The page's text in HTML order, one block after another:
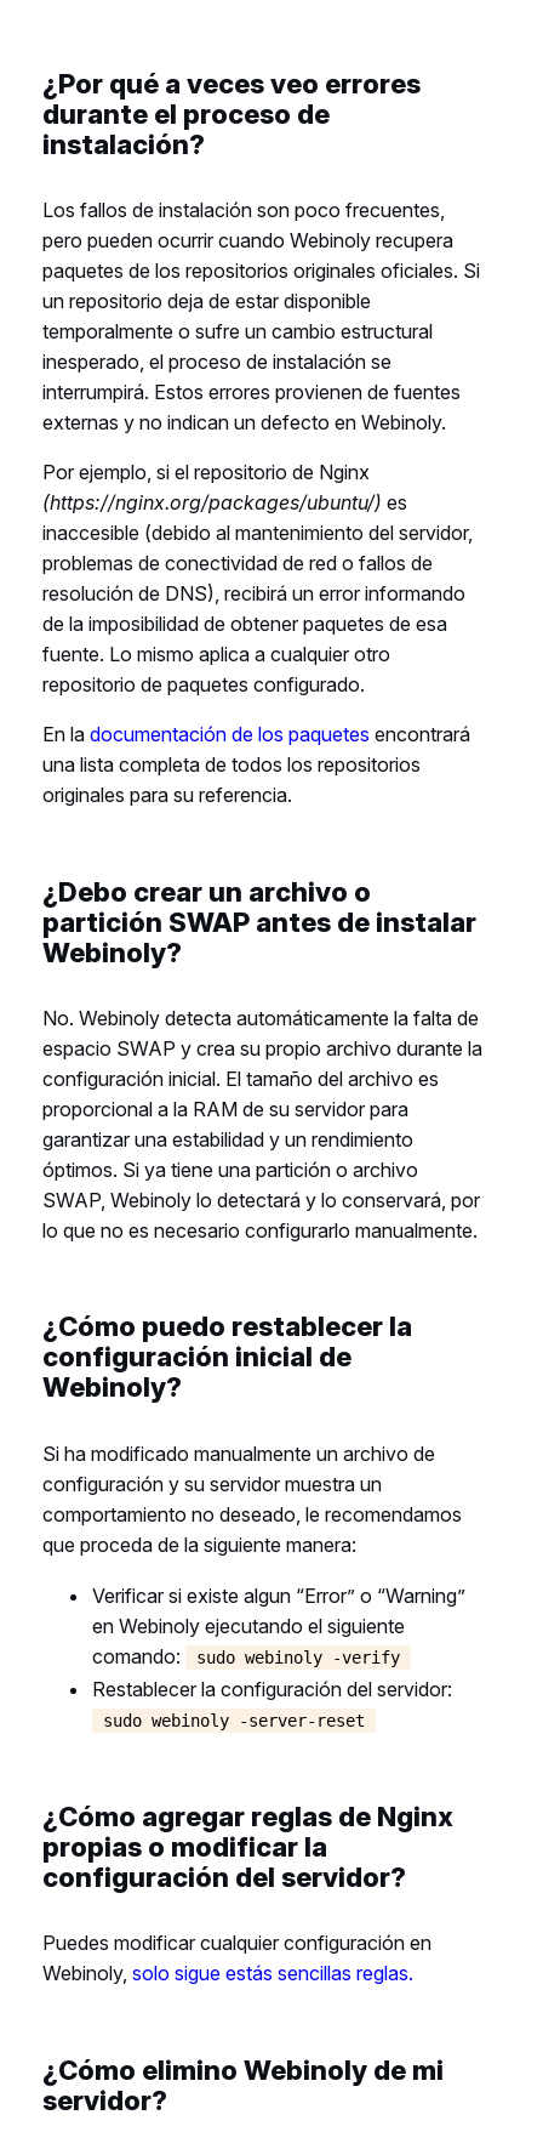
¿Por qué a veces veo errores
durante el proceso de
instalación?
Los fallos de instalación son poco frecuentes,
pero pueden ocurrir cuando Webinoly recupera
paquetes de los repositorios originales oficiales. Si
un repositorio deja de estar disponible
temporalmente o sufre un cambio estructural
inesperado, el proceso de instalación se
interrumpirá. Estos errores provienen de fuentes
externas y no indican un defecto en Webinoly.
Por ejemplo, si el repositorio de Nginx
(https://nginx.org/packages/ubuntu/) es
inaccesible (debido al mantenimiento del servidor,
problemas de conectividad de red o fallos de
resolución de DNS), recibirá un error informando
de la imposibilidad de obtener paquetes de esa
fuente. Lo mismo aplica a cualquier otro
repositorio de paquetes configurado.
En la documentación de los paquetes encontrará
una lista completa de todos los repositorios
originales para su referencia.
¿Debo crear un archivo o
partición SWAP antes de instalar
Webinoly?
No. Webinoly detecta automáticamente la falta de
espacio SWAP y crea su propio archivo durante la
configuración inicial. El tamaño del archivo es
proporcional a la RAM de su servidor para
garantizar una estabilidad y un rendimiento
óptimos. Si ya tiene una partición o archivo
SWAP, Webinoly lo detectará y lo conservará, por
lo que no es necesario configurarlo manualmente.
¿Cómo puedo restablecer la
configuración inicial de
Webinoly?
Si ha modificado manualmente un archivo de
configuración y su servidor muestra un
comportamiento no deseado, le recomendamos
que proceda de la siguiente manera:
Verificar si existe algun “Error” o “Warning”
en Webinoly ejecutando el siguiente
comando:
sudo webinoly -verify
Restablecer la configuración del servidor:
sudo webinoly -server-reset
¿Cómo agregar reglas de Nginx
propias o modificar la
configuración del servidor?
Puedes modificar cualquier configuración en
Webinoly, solo sigue estás sencillas reglas.
¿Cómo elimino Webinoly de mi
servidor?